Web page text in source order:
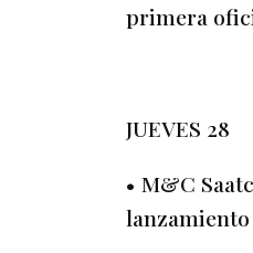
primera
JUEVES 28
• M&C